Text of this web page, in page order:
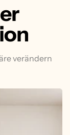
verändern